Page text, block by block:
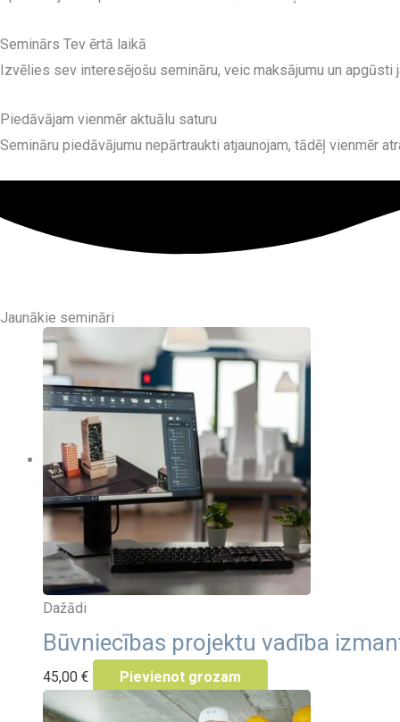
Seminārs Tev ērtā laikā
Izvēlies sev interesējošu semināru, veic maksājumu un apgūsti
Piedāvājam vienmēr aktuālu saturu
Semināru piedāvājumu nepārtraukti atjaunojam, tādēļ vienmēr
Jaunākie semināri
Dažādi
Būvniecības projektu vadība
45,00 € Pievienot grozam